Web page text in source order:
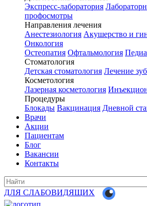
Экспресс-лаборатория
профосмотры
Направления лечения
Анестезиология Акушерство и
Онкология
Остеопатия Офтальмология
Стоматология
Детская стоматология Лечение
Косметология
Лазерная косметология
Процедуры
Блокады Вакцинация Дневной
Врачи
Акции
Пациентам
Блог
Вакансии
Контакты
ДЛЯ СЛАБОВИДЯЩИХ